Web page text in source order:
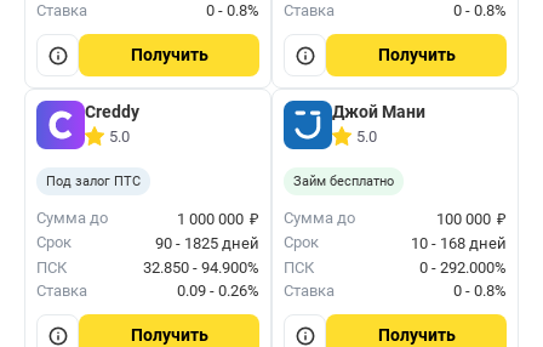
Ставка
0 - 0.8%
Получить
Ставка
0 - 0.8%
Получить
Creddy
5.0
Под залог ПТС
Сумма до 1 000 000 ₽
Срок
90 - 1825 дней
ПСК
32.850 - 94.900%
Ставка
0.09 - 0.26%
Получить
Джой Мани
5.0
Займ бесплатно
Сумма до 100 000 ₽
Срок
10 - 168 дней
ПСК
0 - 292.000%
Ставка
0 - 0.8%
Получить